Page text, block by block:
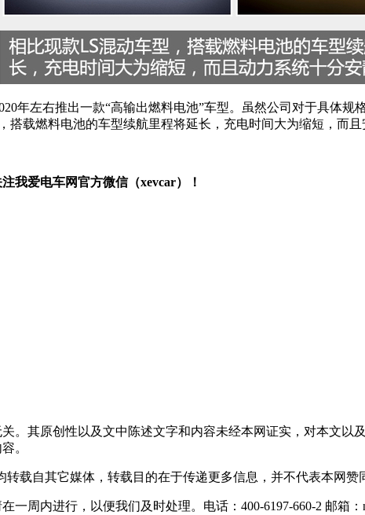
年左右推出一款“高输出燃料电池”车型。虽然公司对于具体
载燃料电池的车型续航里程将延长，充电时间大为缩短，而且
我爱电车网官方微信（xevcar）！
。其原创性以及文中陈述文字和内容未经本网证实，对本文
。
载自其它媒体，转载目的在于传递更多信息，并不代表本网赞
周内进行，以便我们及时处理。电话：400-6197-660-2 邮箱：